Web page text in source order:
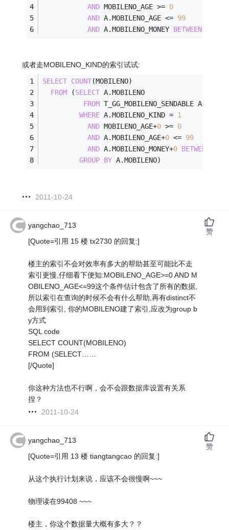
AND MOBILENO_AGE >= 0
AND A.MOBILENO_AGE <= 99
AND A.MOBILENO_MONEY BETWEEN
或者走MOBILENO_KIND的索引试试:
SELECT COUNT(MOBILENO)
FROM (SELECT A.MOBILENO
FROM T_GG_MOBILENO_SENDABLE A
WHERE A.MOBILENO_KIND = 1
AND MOBILENO_AGE+0 >= 0
AND A.MOBILENO_AGE+0 <= 99
AND A.MOBILENO_MONEY+0 BETWEEN
GROUP BY A.MOBILENO)
2011-10-24
yangchao_713
[Quote=引用 15 楼 tx2730 的回复:]
楼主的索引不会对效率有多大的帮助甚至可能比不走
索引更慢,仔细看下便知:MOBILENO_AGE>=0 AND M
OBILENO_AGE<=99这个条件估计包含了所有的数据,
所以索引在查询的时候不会有什么帮助,再有distinct不
会用到索引, 你的MOBILENO建了索引,应改为group b
y方式
SQL code
SELECT COUNT(MOBILENO)
FROM (SELECT……
[/Quote]
你这种方法也不行啊，会不会跟数据库设置有关系
捏？
2011-10-24
赞
yangchao_713
[Quote=引用 13 楼 tiangtangcao 的回复:]
从这个执行计划来说，应该不会很慢啊~~~
物理读在99408 ~~~
楼主，你这个数据量大概有多大？？
赞